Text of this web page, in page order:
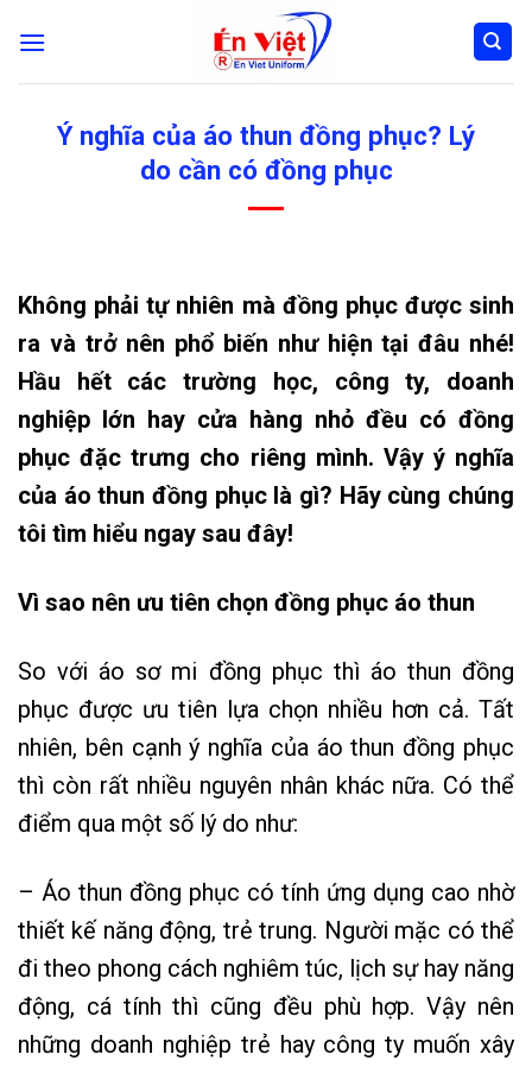
Ý nghĩa của áo thun đồng phục? Lý
do cần có đồng phục
Không phải tự nhiên mà đồng phục được sinh
ra và trở nên phổ biến như hiện tại đâu nhé!
Hầu hết các trường học, công ty, doanh
nghiệp lớn hay cửa hàng nhỏ đều có đồng
phục đặc trưng cho riêng mình. Vậy ý nghĩa
của áo thun đồng phục là gì? Hãy cùng chúng
tôi tìm hiểu ngay sau đây!
Vì sao nên ưu tiên chọn đồng phục áo thun
So với áo sơ mi đồng phục thì áo thun đồng
phục được ưu tiên lựa chọn nhiều hơn cả. Tất
nhiên, bên cạnh ý nghĩa của áo thun đồng phục
thì còn rất nhiều nguyên nhân khác nữa. Có thể
điểm qua một số lý do như:
– Áo thun đồng phục có tính ứng dụng cao nhờ
thiết kế năng động, trẻ trung. Người mặc có thể
đi theo phong cách nghiêm túc, lịch sự hay năng
động, cá tính thì cũng đều phù hợp. Vậy nên
những doanh nghiệp trẻ hay công ty muốn xây